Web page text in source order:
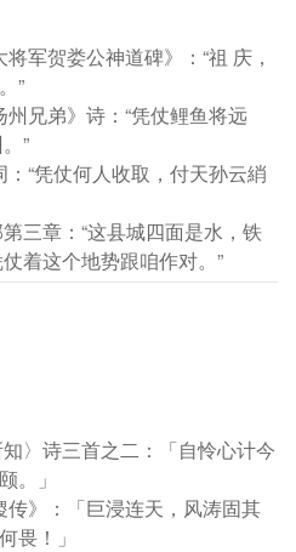
军贺娄公神道碑》：“祖 庆，
”
兄弟》诗：“凭仗鲤鱼将远
”
“凭仗何人收取，付天孙云綃
三章：“这县城四面是水，铁
着这个地势跟咱作对。”
〉诗三首之二：「自怜心计今
。」
传》：「巨浸连天，风涛固其
畏！」